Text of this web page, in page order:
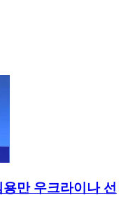
만 우크라이나 선